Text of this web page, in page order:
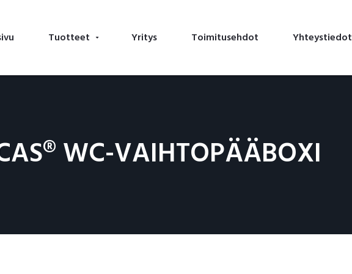
Tuotteet Yritys Toimitusehdot Yhteystiedot
WC-VAIHTOPÄÄBOXI